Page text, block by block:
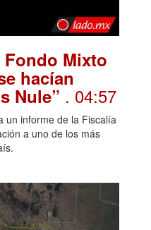
Mixto
hacían
Nule” . 04:57
un informe de la Fiscalía
a uno de los más